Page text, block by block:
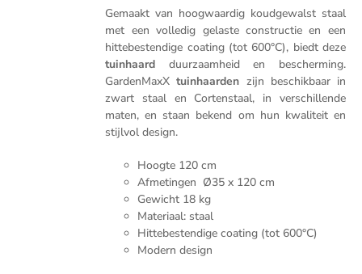
Gemaakt van hoogwaardig koudgewalst staal
met een volledig gelaste constructie en een
hittebestendige coating (tot 600°C), biedt deze
tuinhaard duurzaamheid en bescherming.
GardenMaxXtuinhaarden zijn beschikbaar in
zwart staal en Cortenstaal, in verschillende
maten, en staan bekend om hun kwaliteit en
stijlvol design.
Hoogte 120 cm
Afmetingen Ø35 x 120 cm
Gewicht 18 kg
Materiaal: staal
Hittebestendige coating (tot 600°C)
Modern design